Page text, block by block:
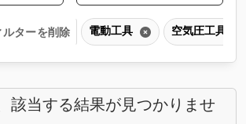
ターを削除 電動工具 空気圧工具
該当する結果が見つかりませ